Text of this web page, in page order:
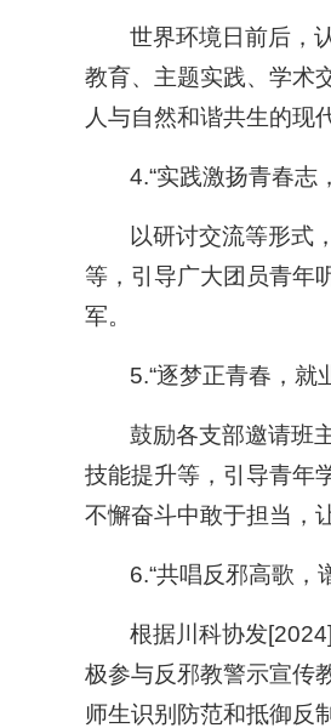
世界环境日前后，
教育、主题实践、学术
人与自然和谐共生的现
4.“实践激扬青春志
以研讨交流等形式
等，引导广大团员青年
军。
5.“逐梦正青春，就
鼓励各支部邀请班
技能提升等，引导青年
不懈奋斗中敢于担当，
6.“共唱反邪高歌，
根据川科协发
极参与反邪教警示宣传
师生识别防范和抵御反